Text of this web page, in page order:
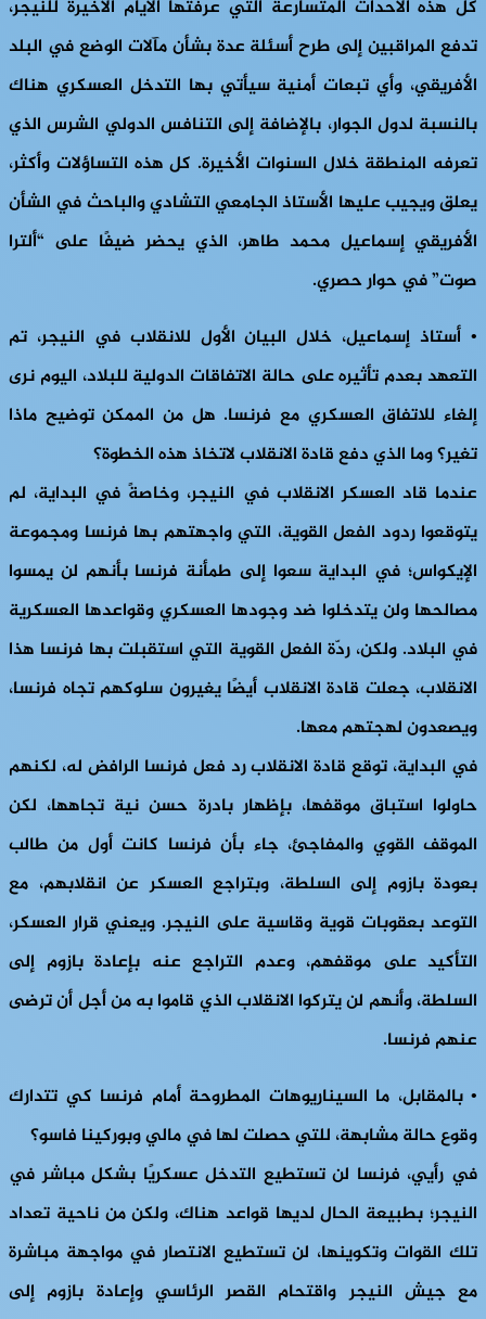
كل هذه الأحداث المتسارعة التي عرفتها الأيام الأخيرة للنيجر،
تدفع المراقبين إلى طرح أسئلة عدة بشأن مآلات الوضع في البلد
الأفريقي، وأي تبعات أمنية سيأتي بها التدخل العسكري هناك
بالنسبة لدول الجوار، بالإضافة إلى التنافس الدولي الشرس الذي
تعرفه المنطقة خلال السنوات الأخيرة. كل هذه التساؤلات وأكثر،
يعلق ويجيب عليها الأستاذ الجامعي التشادي والباحث في الشأن
الأفريقي إسماعيل محمد طاهر، الذي يحضر ضيفًا على “ألترا
صوت” في حوار حصري.
• أستاذ إسماعيل، خلال البيان الأول للانقلاب في النيجر، تم
التعهد بعدم تأثيره على حالة الاتفاقات الدولية للبلاد، اليوم نرى
إلغاء للاتفاق العسكري مع فرنسا. هل من الممكن توضيح ماذا
تغير؟ وما الذي دفع قادة الانقلاب لاتخاذ هذه الخطوة؟
عندما قاد العسكر الانقلاب في النيجر، وخاصةً في البداية، لم
يتوقعوا ردود الفعل القوية، التي واجهتهم بها فرنسا ومجموعة
الإيكواس؛ في البداية سعوا إلى طمأنة فرنسا بأنهم لن يمسوا
مصالحها ولن يتدخلوا ضد وجودها العسكري وقواعدها العسكرية
في البلاد. ولكن، ردّة الفعل القوية التي استقبلت بها فرنسا هذا
الانقلاب، جعلت قادة الانقلاب أيضًا يغيرون سلوكهم تجاه فرنسا،
ويصعدون لهجتهم معها.
في البداية، توقع قادة الانقلاب رد فعل فرنسا الرافض له، لكنهم
حاولوا استباق موقفها، بإظهار بادرة حسن نية تجاهها، لكن
الموقف القوي والمفاجئ، جاء بأن فرنسا كانت أول من طالب
بعودة بازوم إلى السلطة، وبتراجع العسكر عن انقلابهم، مع
التوعد بعقوبات قوية وقاسية على النيجر. ويعني قرار العسكر،
التأكيد على موقفهم، وعدم التراجع عنه بإعادة بازوم إلى
السلطة، وأنهم لن يتركوا الانقلاب الذي قاموا به من أجل أن ترضى
عنهم فرنسا.
• بالمقابل، ما السيناريوهات المطروحة أمام فرنسا كي تتدارك
وقوع حالة مشابهة، للتي حصلت لها في مالي وبوركينا فاسو؟
في رأيي، فرنسا لن تستطيع التدخل عسكريًا بشكل مباشر في
النيجر؛ بطبيعة الحال لديها قواعد هناك، ولكن من ناحية تعداد
تلك القوات وتكوينها، لن تستطيع الانتصار في مواجهة مباشرة
مع جيش النيجر واقتحام القصر الرئاسي وإعادة بازوم إلى